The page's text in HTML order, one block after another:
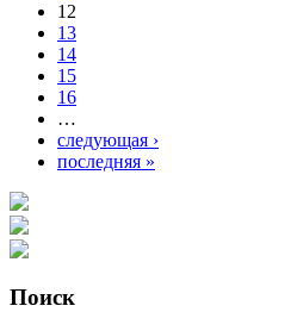
12
13
14
15
16
…
следующая ›
последняя »
Поиск